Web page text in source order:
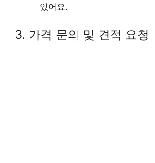
있어요.
3. 가격 문의 및 견적 요청